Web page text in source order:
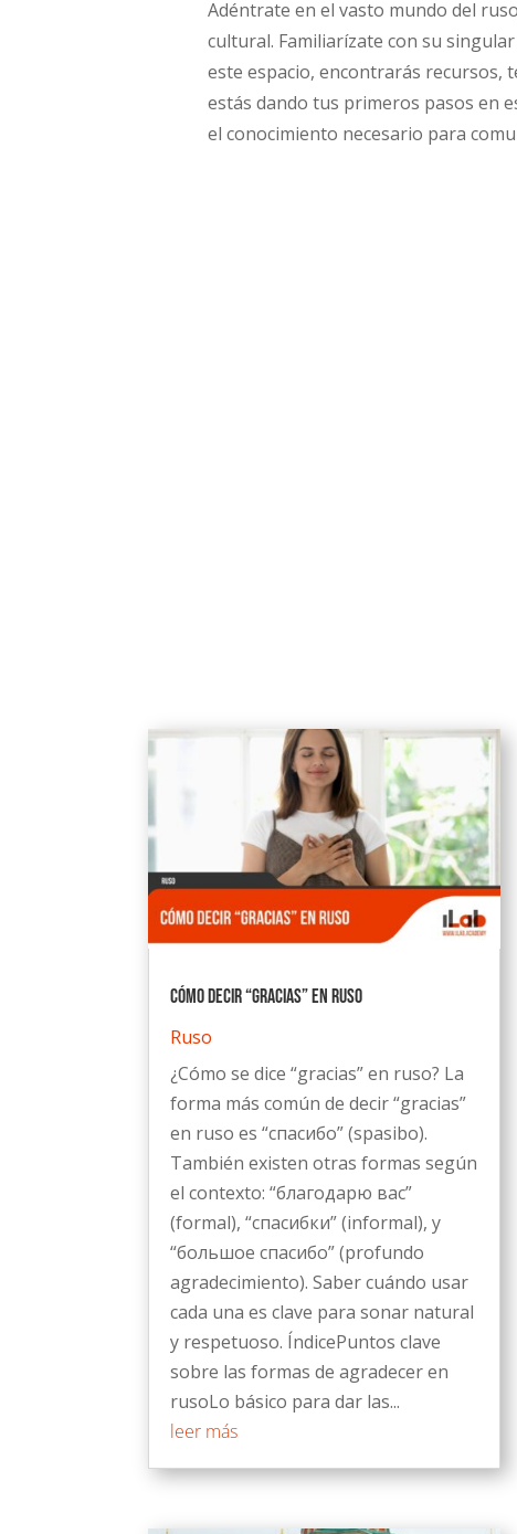
Adéntrate en el vasto mundo del
cultural. Familiarízate con su
este espacio, encontrarás recursos,
estás dando tus primeros pasos en
el conocimiento necesario para
Cómo Decir “Gracias” en Ruso
Ruso
¿Cómo se dice “gracias” en ruso? La
forma más común de decir “gracias”
en ruso es “спасибо” (spasibo).
También existen otras formas según
el contexto: “благодарю вас”
(formal), “спасибки” (informal), y
“большое спасибо” (profundo
agradecimiento). Saber cuándo usar
cada una es clave para sonar natural
y respetuoso. ÍndicePuntos clave
sobre las formas de agradecer en
rusoLo básico para dar las...
leer más